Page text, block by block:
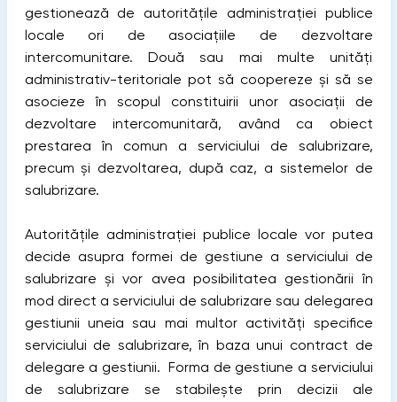
gestionează de autorităţile administraţiei publice
locale ori de asociațiile de dezvoltare
intercomunitare. Două sau mai multe unităţi
administrativ-teritoriale pot să coopereze şi să se
asocieze în scopul constituirii unor asociaţii de
dezvoltare intercomunitară, având ca obiect
prestarea în comun a serviciului de salubrizare,
precum și dezvoltarea, după caz, a sistemelor de
salubrizare.
Autorităţile administraţiei publice locale vor putea
decide asupra formei de gestiune a serviciului de
salubrizare și vor avea posibilitatea gestionării în
mod direct a serviciului de salubrizare sau delegarea
gestiunii uneia sau mai multor activităţi specifice
serviciului de salubrizare, în baza unui contract de
delegare a gestiunii. Forma de gestiune a serviciului
de salubrizare se stabilește prin decizii ale